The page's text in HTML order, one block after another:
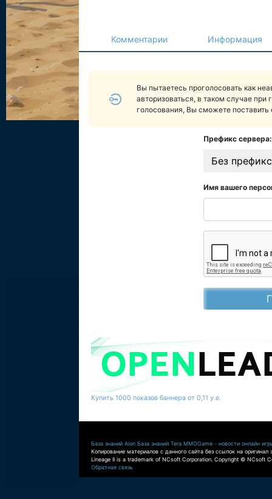
Комментарии Информация
Вы пытаетесь проголосовать как
авторизоваться, в таком случае при
голосования, Вы сможете поставить
Префикс сервера:
Без
Имя вашего
Купить 1000 показов баннера от 0,11 у.е.
База знаний Aion База знаний Tera MMOGame - новости онлайн
Копирование материалов с данного сайта без ссылок на оригинал
Lineage II is a trademark of NCsoft Corporation. Copyright © NCsoft
Обратная связь